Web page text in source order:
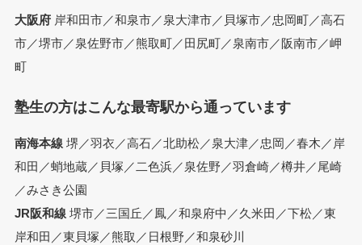
大阪府岸和田市／和泉市／泉大津市／貝塚市／忠岡町／高石
市／堺市／泉佐野市／熊取町／田尻町／泉南市／阪南市／岬
町
塾生の方はこんな最寄駅から通っています
南海本線堺／羽衣／高石／北助松／泉大津／忠岡／春木／岸
和田／蛸地蔵／貝塚／二色浜／泉佐野／羽倉崎／樽井／尾崎
／みさき公園
JR阪和線堺市／三国丘／鳳／和泉府中／久米田／下松／東
岸和田／東貝塚／熊取／日根野／和泉砂川